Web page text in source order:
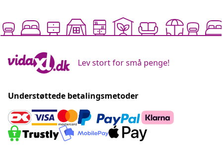
Lev stort for små penge!
Understøttede betalingsmetoder